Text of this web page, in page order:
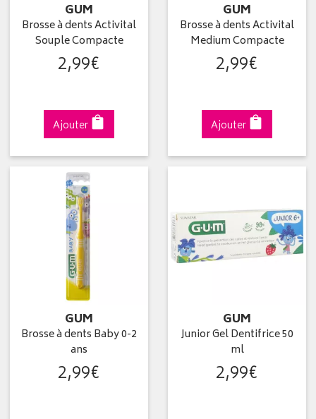
GUM
Brosse à dents Activital
Souple Compacte
2,99€
Ajouter
GUM
Brosse à dents Activital
Medium Compacte
2,99€
Ajouter
GUM
Brosse à dents Baby 0-2
ans
2,99€
GUM
Junior Gel Dentifrice 50
ml
2,99€